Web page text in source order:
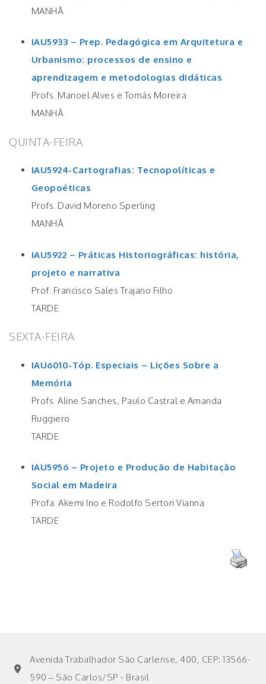
MANHÃ
IAU5933 – Prep. Pedagógica em Arquitetura e
Urbanismo: processos de ensino e
aprendizagem e metodologias didáticas
Profs. Manoel Alves e Tomás Moreira
MANHÃ
QUINTA-FEIRA
IAU5924-Cartografias: Tecnopolíticas e
Geopoéticas
Profs. David Moreno Sperling
MANHÃ
IAU5922 – Práticas Historiográficas: história,
projeto e narrativa
Prof. Francisco Sales Trajano Filho
TARDE
SEXTA-FEIRA
IAU6010-Tóp. Especiais – Lições Sobre a
Memória
Profs. Aline Sanches, Paulo Castral e Amanda
Ruggiero
TARDE
IAU5956 – Projeto e Produção de Habitação
Social em Madeira
Profa. Akemi Ino e Rodolfo Sertori Vianna
TARDE
Avenida Trabalhador São Carlense, 400, CEP: 13566-
590 – São Carlos/SP - Brasil